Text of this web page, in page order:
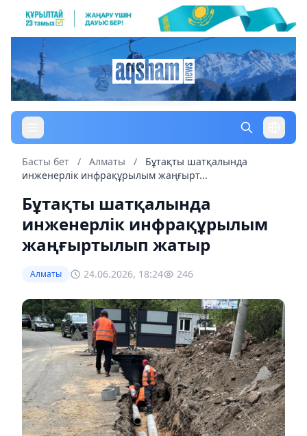
Басты бет / Алматы /
Бұтақты шатқалында
инженерлік инфрақұрылым жаңғырт...
Бұтақты шатқалында
инженерлік инфрақұрылым
жаңғыртылып жатыр
Алматы 24.06.2026, 18:24 246